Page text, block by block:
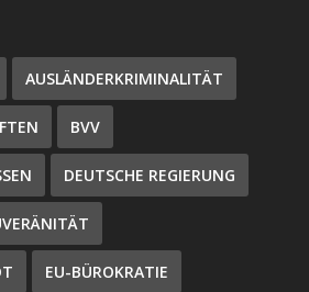
AUSLÄNDERKRIMINALITÄT
BVV
DEUTSCHE REGIERUNG
EU-BÜROKRATIE